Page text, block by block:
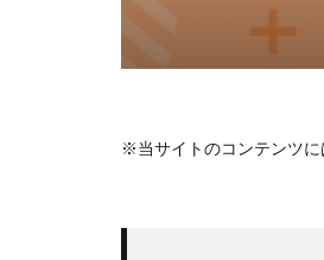
※当サイトのコンテンツ